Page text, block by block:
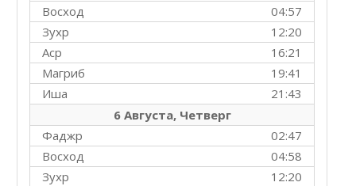
04:57
Восход
12:20
Зухр
16:21
Аср
19:41
Магриб
21:43
Иша
6 Августа, Четверг
02:47
Фаджр
04:58
Восход
12:20
Зухр